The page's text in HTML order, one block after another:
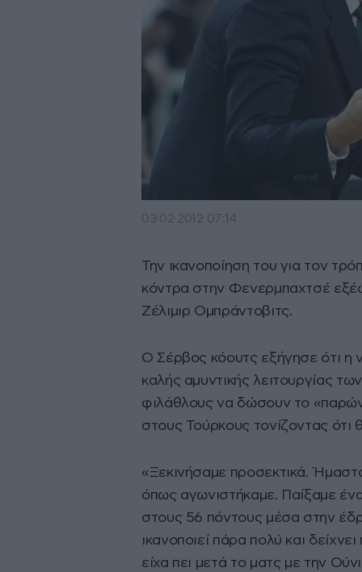
03·02·2012 07:14
Την ικανοποίηση του για τον
κόντρα στην Φενερμπαχτσέ
Ζέλιμιρ Ομπράντοβιτς.
Ο Σέρβος κόουτς εξήγησε ότι η
καλής αμυντικής λειτουργίας
φιλάθλους να δώσουν το
στους Τούρκους τονίζοντας ότι
«Ξεκινήσαμε προσεκτικά.
όπως αγωνιστήκαμε. Παίξαμε ένα
στους 56 πόντους μέσα στην
ικανοποιεί πάρα πολύ και
είχα πει μετά το ματς με την